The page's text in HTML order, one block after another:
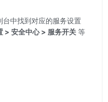
中找到对应的服务设置
> 安全中心 > 服务开关 等